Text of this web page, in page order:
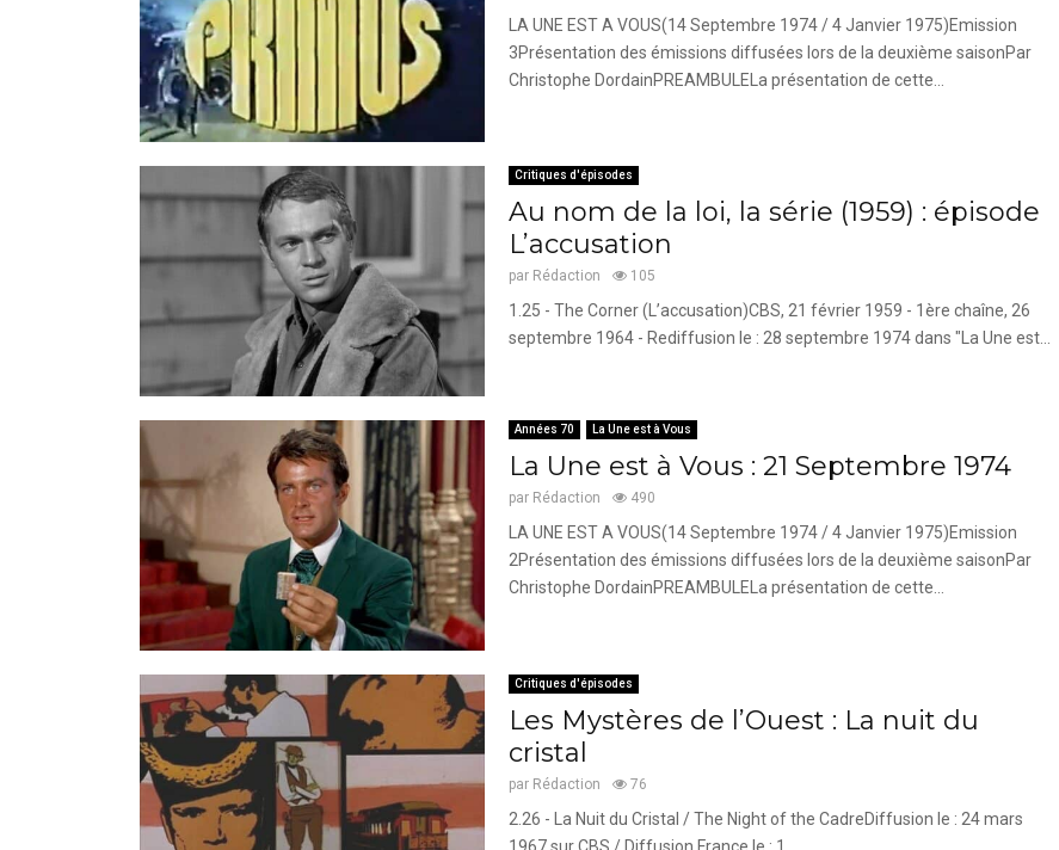
LA UNE EST A VOUS(14 Septembre 1974 / 4 Janvier 1975)Emission
3Présentation des émissions diffusées lors de la deuxième saisonPar
Christophe DordainPREAMBULELa présentation de cette...
Critiques d'épisodes
Au nom de la loi, la série (1959) : épisode
L’accusation
par Rédaction 105
1.25 - The Corner (L’accusation)CBS, 21 février 1959 - 1ère chaîne, 26
septembre 1964 - Rediffusion le : 28 septembre 1974 dans "La Une est...
Années 70 La Une est à Vous
La Une est à Vous : 21 Septembre 1974
par Rédaction 490
LA UNE EST A VOUS(14 Septembre 1974 / 4 Janvier 1975)Emission
2Présentation des émissions diffusées lors de la deuxième saisonPar
Christophe DordainPREAMBULELa présentation de cette...
Critiques d'épisodes
Les Mystères de l’Ouest : La nuit du
cristal
par Rédaction 76
2.26 - La Nuit du Cristal / The Night of the CadreDiffusion le : 24 mars
1967 sur CBS / Diffusion France le : 1...